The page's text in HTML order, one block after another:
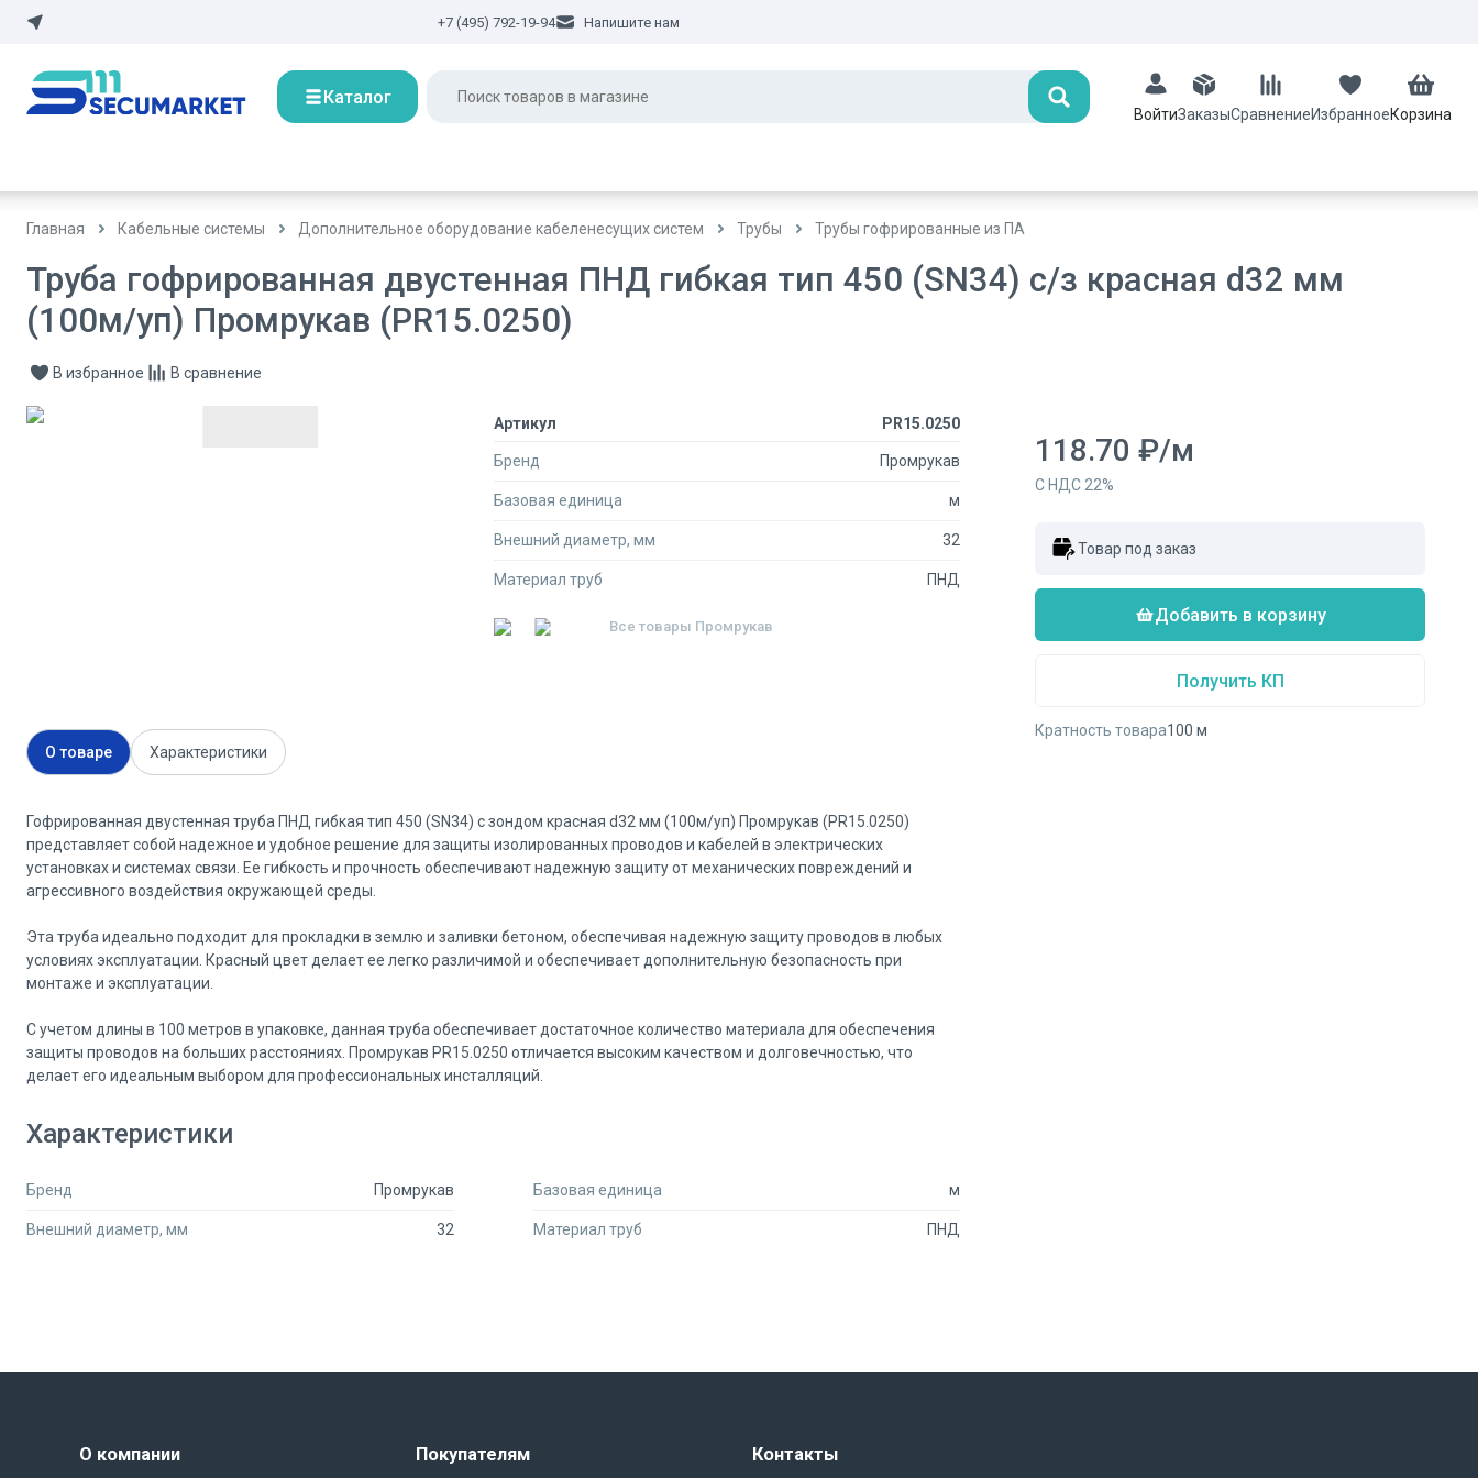
+7 (495) 792-19-94 Напишите нам
Каталог Поиск
ВойтиЗаказыСравнениеИзбранноеКорзина
Главная Кабельные системы Дополнительное оборудование кабеленесущих систем Трубы Трубы гофрированные из ПА
Труба гофрированная двустенная ПНД гибкая тип 450 (SN34) с/з красная d32 мм
(100м/уп) Промрукав (PR15.0250)
В избранное В сравнение
Артикул PR15.0250
Бренд Промрукав
Базовая единица м
Внешний диаметр, мм 32
Материал труб ПНД
Все товары Промрукав
О товаре Характеристики
Гофрированная двустенная труба ПНД гибкая тип 450 (SN34) с зондом красная d32 мм (100м/уп) Промрукав (PR15.0250)
представляет собой надежное и удобное решение для защиты изолированных проводов и кабелей в электрических
установках и системах связи. Ее гибкость и прочность обеспечивают надежную защиту от механических повреждений и
агрессивного воздействия окружающей среды.
Эта труба идеально подходит для прокладки в землю и заливки бетоном, обеспечивая надежную защиту проводов в любых
условиях эксплуатации. Красный цвет делает ее легко различимой и обеспечивает дополнительную безопасность при
монтаже и эксплуатации.
С учетом длины в 100 метров в упаковке, данная труба обеспечивает достаточное количество материала для обеспечения
защиты проводов на больших расстояниях. Промрукав PR15.0250 отличается высоким качеством и долговечностью, что
делает его идеальным выбором для профессиональных инсталляций.
Обеспечьте надежную защиту вашим проводам с помощью гофрированной двустенной трубы ПНД гибкой тип 450 (SN34) с
зондом красной отличного качества!
Характеристики
Бренд Промрукав Базовая единица м
Внешний диаметр, мм 32 Материал труб ПНД
118.70 ₽/м
С НДС 22%
Товар под заказ
Добавить в корзину
Получить КП
Кратность товара100 м
О компании Покупателям Контакты